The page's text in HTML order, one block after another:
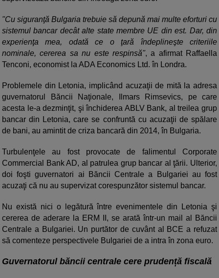
"Cu siguranţă Bulgaria trebuie să depună mai multe eforturi cu
sistemul bancar decât alte state membre UE din est. Dar, din
experienţa mea, odată ce o ţară îndeplineşte criteriile
nominale, cererea sa nu este respinsă", a afirmat Raffaella
Tenconi, economist la ADA Economics Ltd. în Londra.
Problemele din Letonia, implicând acuzaţii de mită la adresa
guvernatorul Băncii Naţionale, Ilmars Rimsevics, pe care
acesta le-a dezminţit, şi închiderea ABLV Bank, al treilea grup
bancar din Letonia, care se confruntă cu acuzaţii de spălare
de bani, au amintit de criza bancară din 2014, în Bulgaria.
Turbulenţele au fost provocate de falimentul Corporate
Commercial Bank AD, al patrulea grup bancar al ţării. Ulterior,
doi foşti guvernatori ai Băncii Centrale a Bulgariei au fost
acuzaţi că nu au supervizat corespunzător sistemul bancar.
Nu există nici o legătură între evenimentele din Letonia şi
cererea de aderare la ERM II, se arată într-un mail al Băncii
Centrale a Bulgariei. Un purtător de cuvânt al BCE a refuzat
să comenteze perspectivele Bulgariei de a intra în zona euro.
Guvernatorul băncii centrale cere prudență fiscală